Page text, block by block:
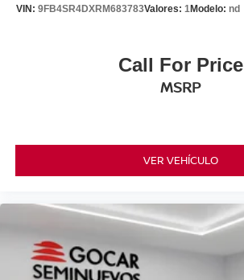
VIN: 9FB4SR4DXRM683783Valores: 1Modelo: nd
Call For Price
MSRP
VER VEHÍCULO